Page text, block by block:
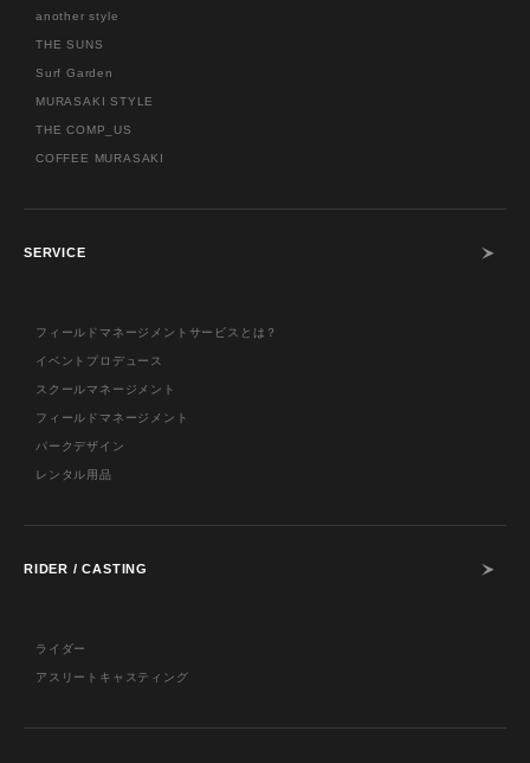
another style
THE SUNS
Surf Garden
MURASAKI STYLE
THE COMP_US
COFFEE MURASAKI
SERVICE
フィールドマネージメントサービスとは？
イベントプロデュース
スクールマネージメント
フィールドマネージメント
パークデザイン
レンタル用品
RIDER / CASTING
ライダー
アスリートキャスティング